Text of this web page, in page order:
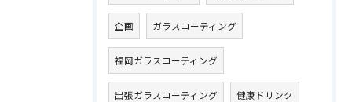
企画 ガラスコーティング
福岡ガラスコーティング
出張ガラスコーティング 健康ドリンク